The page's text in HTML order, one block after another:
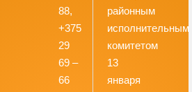
88,
+375
29
69 –
66
районным
исполнительным
комитетом
13
января